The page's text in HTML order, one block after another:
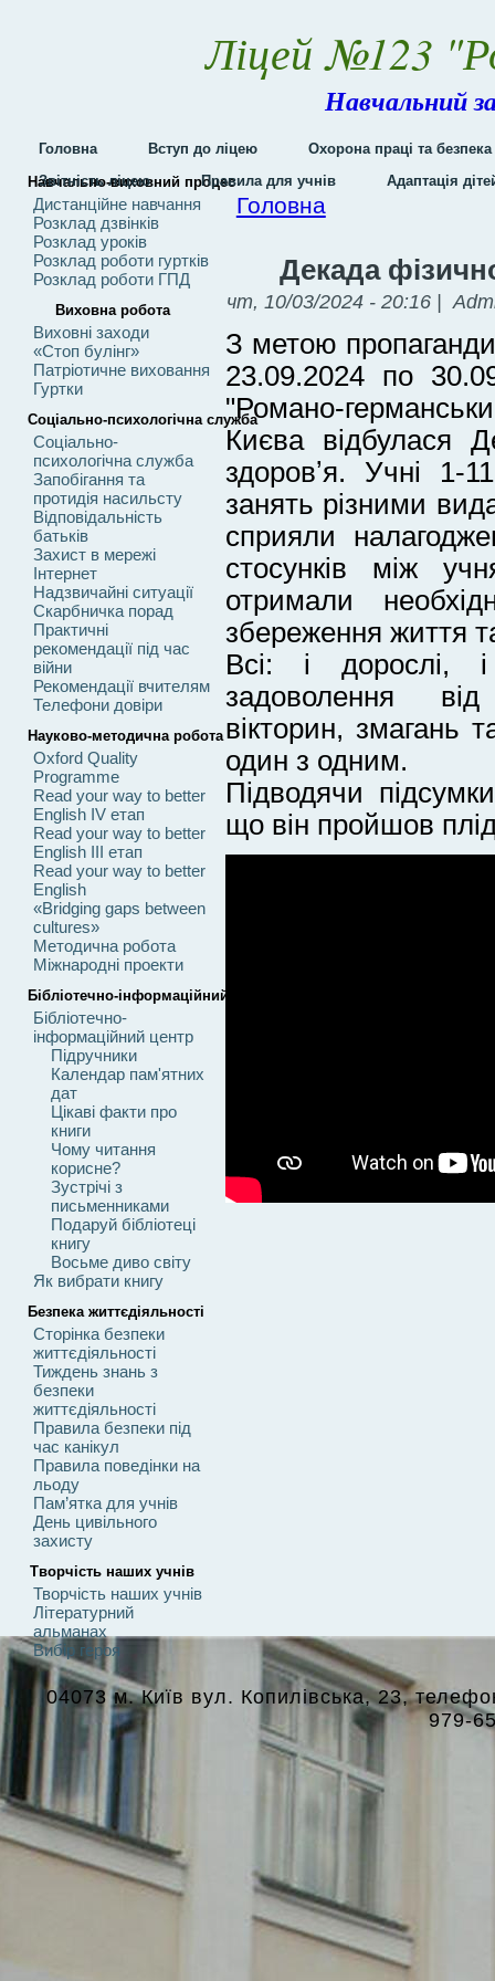
Ліцей №123
Навчальний
Головна Вступ до ліцею
Охорона праці та безпека
Звітність ліцею
Правила для учнів Адаптація
Навчально-виховний процес
Дистанційне навчання
Розклад дзвінків
Розклад уроків
Розклад роботи гуртків
Розклад роботи ГПД
Виховна робота
Виховні заходи
«Стоп булінг»
Патріотичне виховання
Гуртки
Соціально-психологічна служба
Соціально-
психологічна служба
Запобігання та
протидія насильсту
Відповідальність
батьків
Захист в мережі
Інтернет
Надзвичайні ситуації
Скарбничка порад
Практичні
рекомендації під час
війни
Рекомендації вчителям
Телефони довіри
Науково-методична робота
Oxford Quality
Programme
Read your way to better
English IV етап
Read your way to better
English III етап
Read your way to better
English
«Bridging gaps between
cultures»
Методична робота
Міжнародні проекти
Бібліотечно-інформаційний центр
Бібліотечно-
інформаційний центр
Підручники
Календар пам'ятних
дат
Цікаві факти про
книги
Чому читання
корисне?
Зустрічі з
письменниками
Подаруй бібліотеці
книгу
Восьме диво світу
Як вибрати книгу
Безпека життєдіяльності
Сторінка безпеки
життєдіяльності
Тиждень знань з
безпеки
життєдіяльності
Правила безпеки під
час канікул
Правила поведінки на
льоду
Пам’ятка для учнів
День цивільного
захисту
Творчість наших учнів
Творчість наших учнів
Літературний
альманах
Вибір героя
Головна
Декада
чт, 10/03/2024 - 20:16 |
З метою
23.09.2024 по
"Романо-
Києва відбулася
здоровʼя. Учні 1-
занять різними
сприяли
стосунків між
отримали
збереження життя
Всі: і дорослі,
задоволення від
вікторин, змагань
один з одним.
Підводячи
що він пройшов
04073 м. Київ вул. Копилівська, 23,
979-